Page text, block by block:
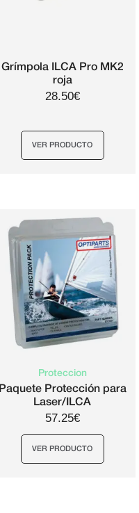
Grímpola ILCA Pro MK2
roja
28.50€
VER PRODUCTO
Proteccion
Paquete Protección para
Laser/ILCA
57.25€
VER PRODUCTO